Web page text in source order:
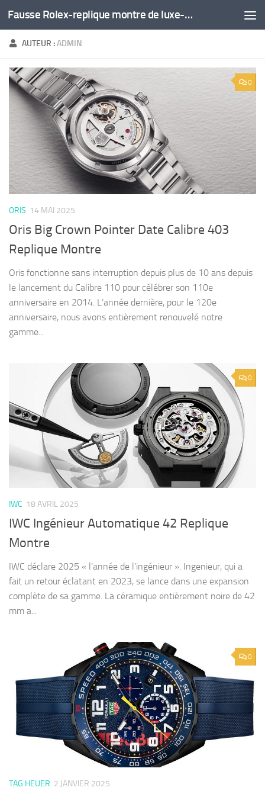
Skip to content Fausse Rolex-replique montre de luxe-montre pas cher
AUTEUR :ADMIN
0
ORIS 14 MAI 2025
Oris Big Crown Pointer Date Calibre 403
Replique Montre
Oris fonctionne sans interruption depuis plus de 10 ans depuis
le lancement du Calibre 110 pour célébrer son 110e
anniversaire en 2014. L’année dernière, pour le 120e
anniversaire, nous avons entièrement renouvelé notre
gamme...
0
IWC 18 AVRIL 2025
IWC Ingénieur Automatique 42 Replique
Montre
IWC déclare 2025 « l’année de l’ingénieur ». Ingenieur, qui a
fait un retour éclatant en 2023, se lance dans une expansion
complète de sa gamme. La céramique entièrement noire de 42
mm a...
0
TAG HEUER 2 JANVIER 2025